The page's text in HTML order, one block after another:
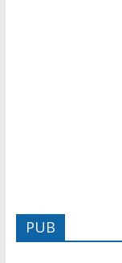
PUB